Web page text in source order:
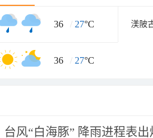
36 / 27°C 渼陂
36 / 27°C
台风“白海豚” 降雨进程表